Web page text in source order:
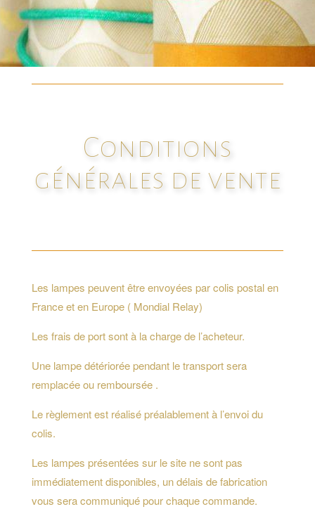
Conditions
générales de vente
Les lampes peuvent être envoyées par colis postal en
France et en Europe ( Mondial Relay)
Les frais de port sont à la charge de l’acheteur.
Une lampe détériorée pendant le transport sera
remplacée ou remboursée .
Le règlement est réalisé préalablement à l’envoi du
colis.
Les lampes présentées sur le site ne sont pas
immédiatement disponibles, un délais de fabrication
vous sera communiqué pour chaque commande.